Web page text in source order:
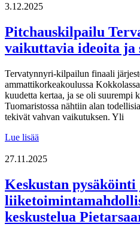
5.3.2026
3.12.2025
Pitchauskilpailu
vaikuttavia ideoita ja
Tervatynnyri-kilpailun finaali
ammattikorkeakoulussa
kuudetta kertaa, ja se oli suurempi
Tuomaristossa nähtiin alan
tekivät vahvan vaikutuksen. Yli
Lue lisää
tarjosi
ideoita
ja
startup-
hankkeita
27.11.2025
Keskustan pysäköinti
keskustelua